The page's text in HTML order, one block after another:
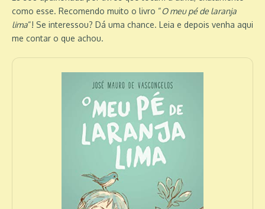
como esse. Recomendo muito o livro “O meu pé de laranja
lima“! Se interessou? Dá uma chance. Leia e depois venha aqui
me contar o que achou.